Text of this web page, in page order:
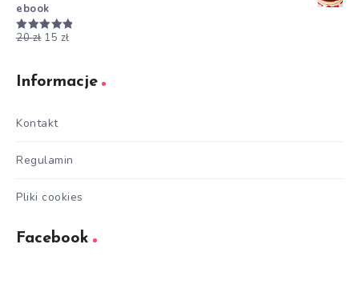
ebook
Oceniono
20zł 15 zł
Informacje
Kontakt
Regulamin
Pliki cookies
Facebook